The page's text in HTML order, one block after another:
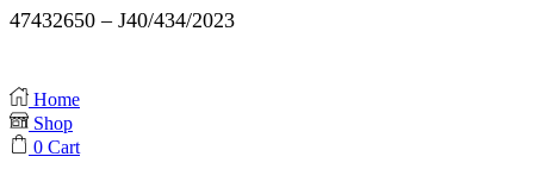
47432650 – J40/434/2023
Home
Shop
0 Cart